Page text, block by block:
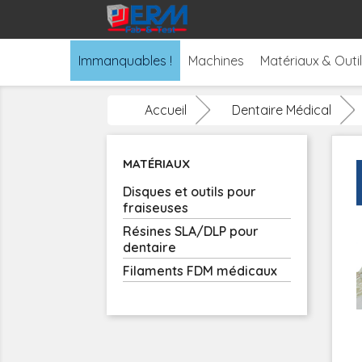
Immanquables ! Machines Matériaux &
Accueil Dentaire Médical
MATÉRIAUX
Disques et outils pour
fraiseuses
Résines SLA/DLP pour
dentaire
Filaments FDM médicaux